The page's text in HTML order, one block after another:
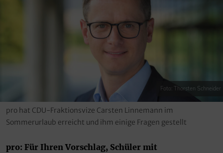
Foto: Thorsten Schneider
pro hat CDU-Fraktionsvize Carsten Linnemann im
Sommerurlaub erreicht und ihm einige Fragen gestellt
pro: Für Ihren Vorschlag, Schüler mit